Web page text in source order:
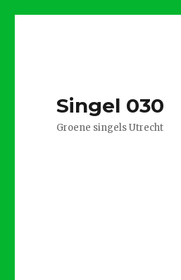
Singel 030
Groene singels Utrecht